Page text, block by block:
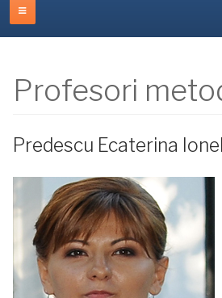
Profesori
Predescu Ecaterina